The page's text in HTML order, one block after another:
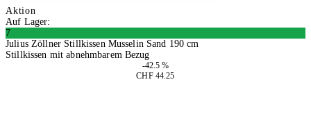
Aktion
Auf Lager:
7
Julius Zöllner Stillkissen Musselin Sand 190 cm
Stillkissen mit abnehmbarem Bezug
-42.5 %
CHF 44.25